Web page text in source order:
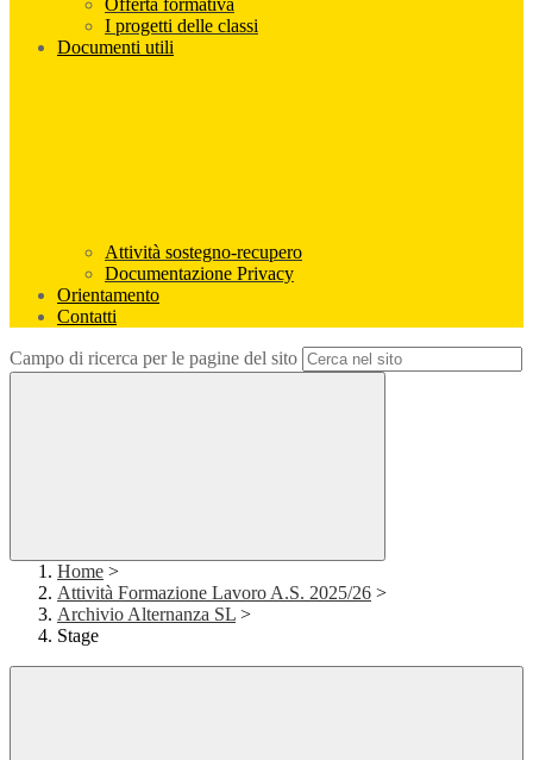
Offerta formativa
I progetti delle classi
Documenti utili
Attività sostegno-recupero
Documentazione Privacy
Orientamento
Contatti
Campo di ricerca per le pagine del sito
Home >
Attività Formazione Lavoro A.S. 2025/26 >
Archivio Alternanza SL >
Stage